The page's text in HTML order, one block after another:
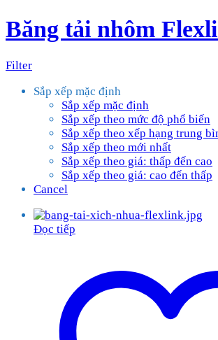
Băng tải nhôm
Filter
Sắp xếp mặc định
Sắp xếp mặc định
Sắp xếp theo mức độ phổ biến
Sắp xếp theo xếp hạng trung
Sắp xếp theo mới nhất
Sắp xếp theo giá: thấp đến cao
Sắp xếp theo giá: cao đến thấp
Cancel
Đọc tiếp